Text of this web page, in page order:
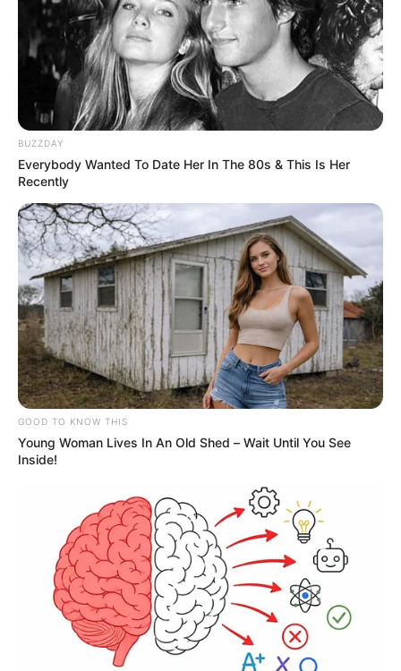
Pillaron a tres personas cuando
reenvasaban cervezas en Medellín
Crédito:
Fiscalía
Pillaron a tres personas cuando
reenvasaban cervezas en Medellín
Crédito:
Fiscalía
BUZZDAY
Everybody Wanted To Date Her In The 80s & This Is Her
Recently
GOOD TO KNOW THIS
Young Woman Lives In An Old Shed – Wait Until You See
Inside!